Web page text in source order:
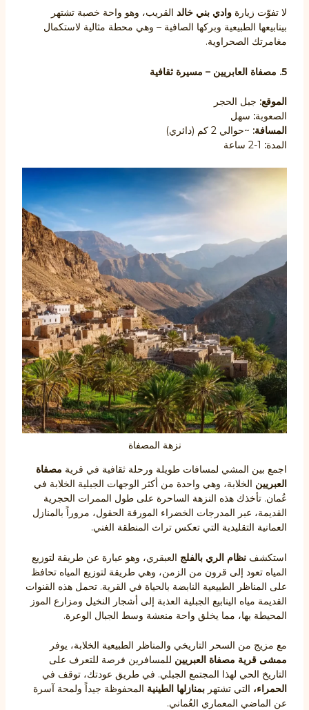
لا تفوّت زيارة وادي بني خالدالقريب، وهو واحة خصبة تشتهر
بينابيعها الطبيعية وبركها الصافية – وهي محطة مثالية لاستكمال
مغامرتك الصحراوية.
5. مصفاة العابريين – مسيرة ثقافية
الموقع: جبل الحجر
الصعوبة: سهل
المسافة: ~حوالي 2 كم (دائري)
المدة:
نزهة المصفاة
اجمع بين المشي لمسافات طويلة ورحلة ثقافية في قرية مصفاة
العبريين الخلابة، وهي واحدة من أكثر الوجهات الجبلية الخلابة في
عُمان. تأخذك هذه النزهة الساحرة على طول الممرات الحجرية
القديمة، عبر المدرجات الخضراء المورقة الحقول، مروراً بالمنازل
العمانية التقليدية التي تعكس تراث المنطقة الغني.
استكشف نظام الري بالفلج العبقري، وهو عبارة عن طريقة لتوزيع
المياه تعود إلى قرون من الزمن، وهي طريقة لتوزيع المياه تحافظ
على المناظر الطبيعية النابضة بالحياة في القرية. تحمل هذه القنوات
القديمة مياه الينابيع الجبلية العذبة إلى أشجار النخيل ومزارع الموز
المحيطة بها، مما يخلق واحة منعشة وسط الجبال الوعرة.
مع مزيج من السحر التاريخي والمناظر الطبيعية الخلابة، يوفر
ممشى قرية مصفاة العبريين للمسافرين فرصة للتعرف على
التاريخ الحي لهذا المجتمع الجبلي. في طريق عودتك، توقف في
الحمراء، التي تشتهر بمنازلها الطينية المحفوظة جيداً ولمحة آسرة
عن الماضي المعماري العُماني.